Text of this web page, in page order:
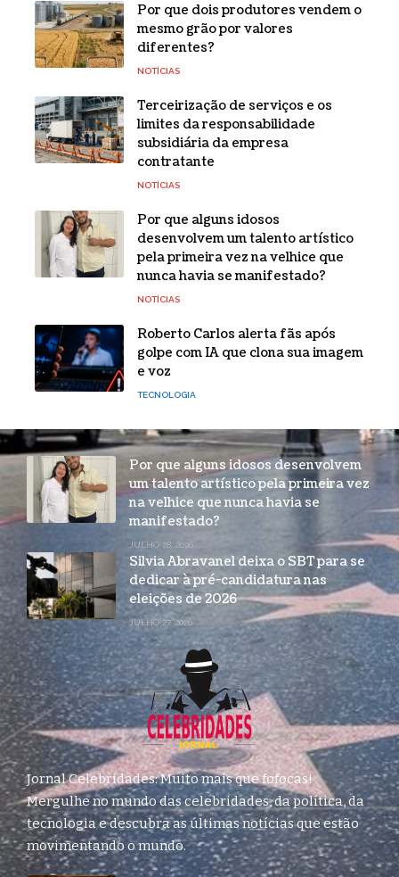
Por que dois produtores vendem o
mesmo grão por valores
diferentes?
NOTÍCIAS
Terceirização de serviços e os
limites da responsabilidade
subsidiária da empresa
contratante
NOTÍCIAS
Por que alguns idosos
desenvolvem um talento artístico
pela primeira vez na velhice que
nunca havia se manifestado?
NOTÍCIAS
Roberto Carlos alerta fãs após
golpe com IA que clona sua imagem
e voz
TECNOLOGIA
Por que alguns idosos desenvolvem
um talento artístico pela primeira vez
na velhice que nunca havia se
manifestado?
JULHO 28, 2026
Silvia Abravanel deixa o SBT para se
dedicar à pré-candidatura nas
eleições de 2026
JULHO 27, 2026
Jornal Celebridades: Muito mais que fofocas!
Mergulhe no mundo das celebridades, da política, da
tecnologia e descubra as últimas notícias que estão
movimentando o mundo.